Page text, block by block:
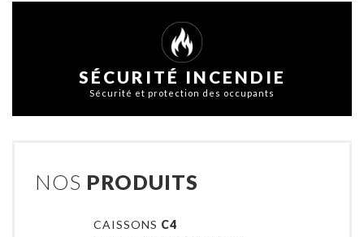
SÉCURITÉ INCENDIE
Sécurité et protection des occupants
NOS PRODUITS
CAISSONS C4